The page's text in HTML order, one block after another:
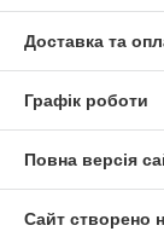
Доставка та
Графік роботи
Повна версія
Сайт створено